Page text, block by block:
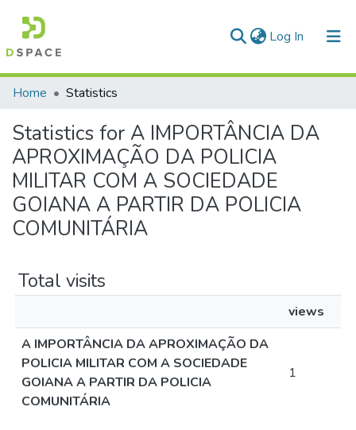
Log In (current)
Communities & Collections
All of DSpace
Home Statistics
Statistics for A IMPORTÂNCIA DA
APROXIMAÇÃO DA POLICIA
MILITAR COM A SOCIEDADE
GOIANA A PARTIR DA POLICIA
COMUNITÁRIA
Total visits
views
A IMPORTÂNCIA DA APROXIMAÇÃO DA
POLICIA MILITAR COM A SOCIEDADE
GOIANA A PARTIR DA POLICIA
COMUNITÁRIA
1